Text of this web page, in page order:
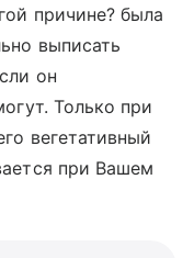
причине? была
выписать
он
Только при
вегетативный
при Вашем